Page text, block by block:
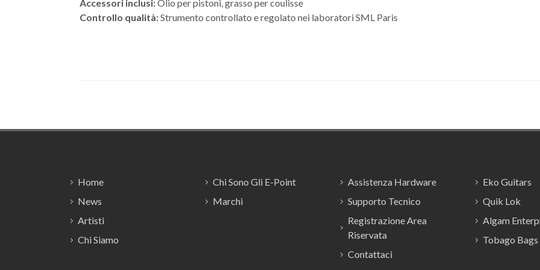
Accessori inclusi:Olio per pistoni, grasso per coulisse
Controllo qualità:Strumento controllato e regolato nei laboratori SML Paris
Home
News
Artisti
Chi Siamo
Chi Sono Gli E-Point
Marchi
Assistenza Hardware
Supporto Tecnico
Registrazione Area
Riservata
Contattaci
Eko Guitars
Quik Lok
Algam
Tobago Bags